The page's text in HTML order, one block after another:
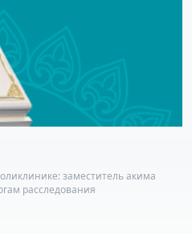
заместитель акима
расследования